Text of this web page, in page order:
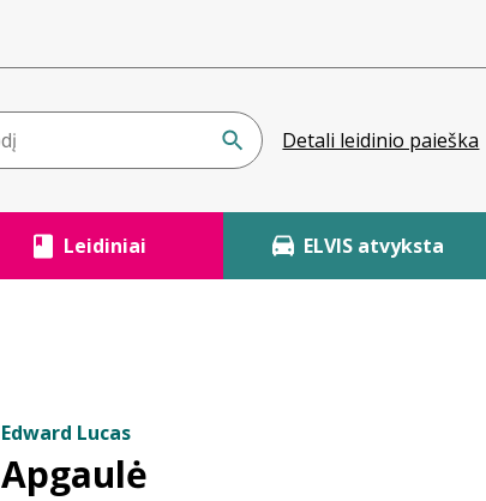
Detali leidinio paieška
Leidiniai ELVIS atvyksta
Edward Lucas
Apgaulė